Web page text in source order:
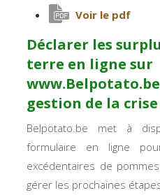
Voir le pdf
Déclarer les
terre en ligne sur
gestion de la crise
Belpotato.be met à
formulaire en ligne
excédentaires de
gérer les prochaines